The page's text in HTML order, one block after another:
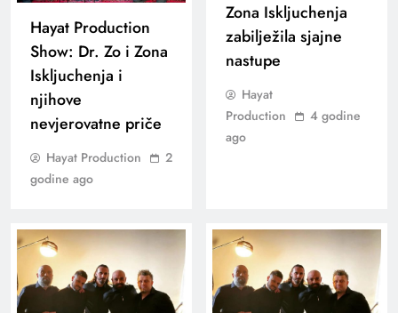
Hayat Production
Show: Dr. Zo i Zona
Iskljuchenja i
njihove
nevjerovatne priče
Hayat Production
2
godine ago
Zona Iskljuchenja
zabilježila sjajne
nastupe
Hayat
Production
4 godine
ago